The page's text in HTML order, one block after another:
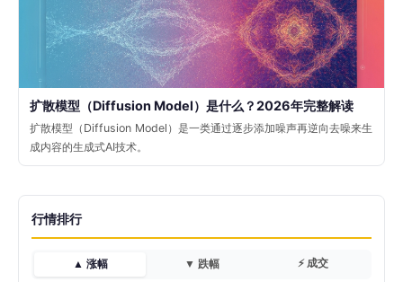
扩散模型（Diffusion Model）是什么？2026年完整解读
扩散模型（Diffusion Model）是一类通过逐步添加噪声再逆向去噪来生
成内容的生成式AI技术。
行情排行
▲ 涨幅 ▼ 跌幅 ⚡ 成交